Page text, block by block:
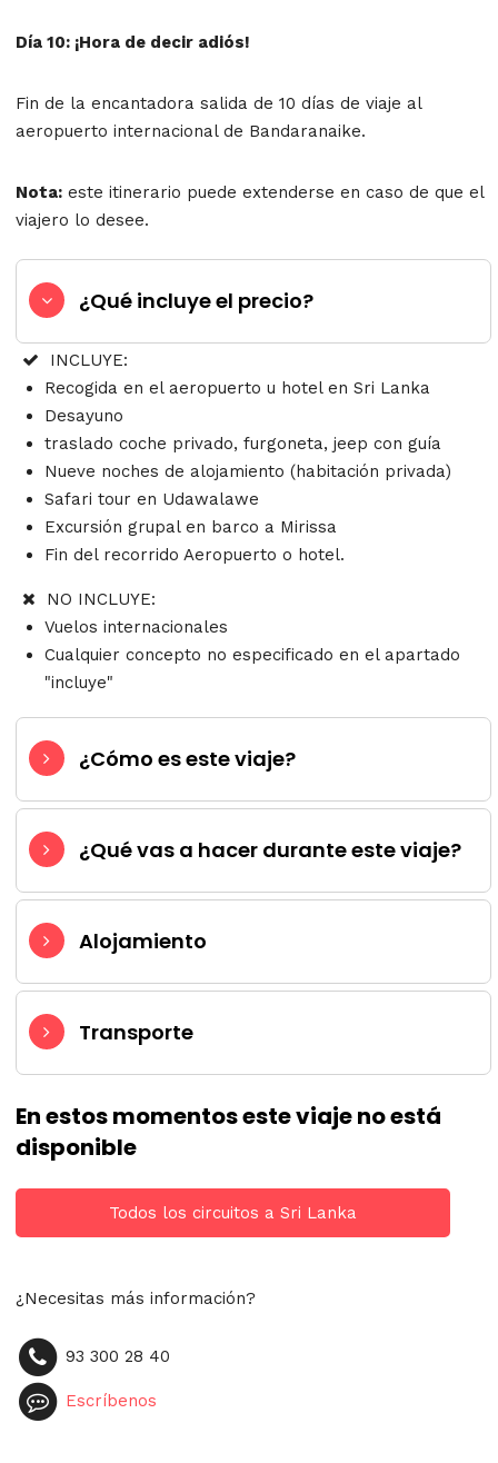
Día 10: ¡Hora de decir adiós!
Fin de la encantadora salida de 10 días de viaje al
aeropuerto internacional de Bandaranaike.
Nota: este itinerario puede extenderse en caso de que el
viajero lo desee.
¿Qué incluye el precio?
INCLUYE:
Recogida en el aeropuerto u hotel en Sri Lanka
Desayuno
traslado coche privado, furgoneta, jeep con guía
Nueve noches de alojamiento (habitación privada)
Safari tour en Udawalawe
Excursión grupal en barco a Mirissa
Fin del recorrido Aeropuerto o hotel.
NO INCLUYE:
Vuelos internacionales
Cualquier concepto no especificado en el apartado
"incluye"
¿Cómo es este viaje?
¿Qué vas a hacer durante este viaje?
Alojamiento
Transporte
En estos momentos este viaje no está
disponible
Todos los circuitos a Sri Lanka
¿Necesitas más información?
93 300 28 40
Escríbenos